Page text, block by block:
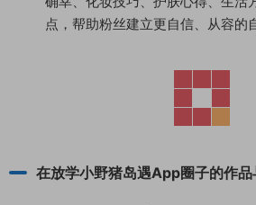
点，帮助粉丝建立更自信、从容的
在放学小野猪岛遇App圈子的作品